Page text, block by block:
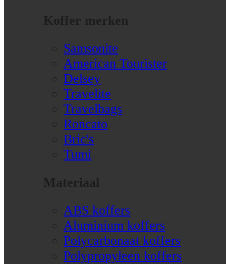
Koffer merken
Samsonite
American Tourister
Delsey
Travelite
Travelbags
Roncato
Bric's
Tumi
Materiaal
ABS koffers
Aluminium koffers
Polycarbonaat koffers
Polypropyleen koffers